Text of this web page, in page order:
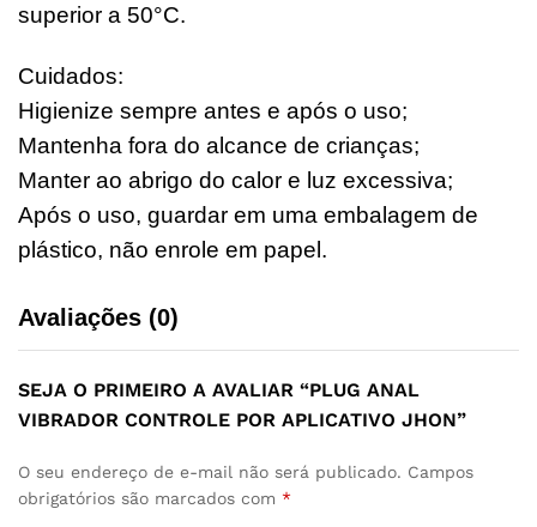
superior a 50°C.
Cuidados:
Higienize sempre antes e após o uso;
Mantenha fora do alcance de crianças;
Manter ao abrigo do calor e luz excessiva;
Após o uso, guardar em uma embalagem de
plástico, não enrole em papel.
Avaliações (0)
SEJA O PRIMEIRO A AVALIAR “PLUG ANAL
VIBRADOR CONTROLE POR APLICATIVO JHON”
O seu endereço de e-mail não será publicado. Campos
obrigatórios são marcados com *